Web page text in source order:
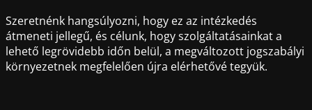
Szeretnénk hangsúlyozni, hogy ez az intézkedés
átmeneti jellegű, és célunk, hogy szolgáltatásainkat a
lehető legrövidebb időn belül, a megváltozott jogszabályi
környezetnek megfelelően újra elérhetővé tegyük.